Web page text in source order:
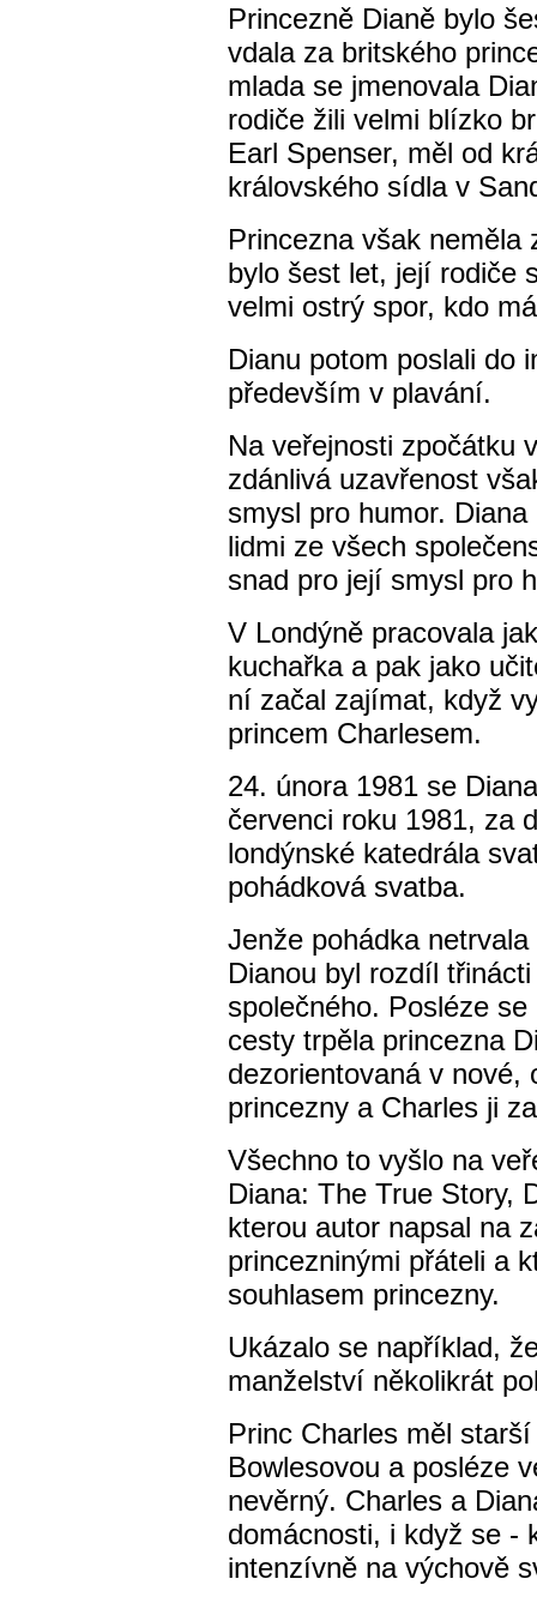
Princezně Dianě bylo
vdala za britského
mlada se jmenovala
rodiče žili velmi blízko
Earl Spenser, měl od
královského sídla v
Princezna však
bylo šest let, její rodiče
velmi ostrý spor, kdo
Dianu potom poslali do
především v plavání.
Na veřejnosti zpočátku
zdánlivá uzavřenost
smysl pro humor.
lidmi ze všech
snad pro její smysl pro
V Londýně pracovala
kuchařka a pak jako
ní začal zajímat, když
princem Charlesem.
24. února 1981 se
červenci roku 1981, za
londýnské katedrála
pohádková svatba.
Jenže pohádka
Dianou byl rozdíl
společného. Posléze
cesty trpěla princezna
dezorientovaná v nové,
princezny a Charles ji
Všechno to vyšlo na
Diana: The True Story,
kterou autor napsal na
princezninými přáteli a
souhlasem princezny.
Ukázalo se například,
manželství několikrát
Princ Charles měl
Bowlesovou a posléze
nevěrný. Charles a
domácnosti, i když se -
intenzívně na výchově